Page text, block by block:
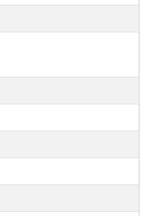
trên điện thoại, giúp
tùy chỉnh